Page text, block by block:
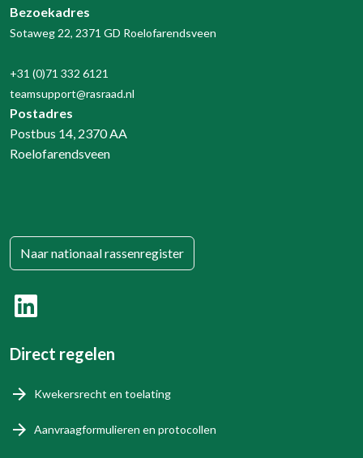
Bezoekadres
Sotaweg 22, 2371 GD Roelofarendsveen
+31 (0)71 332 6121
teamsupport@rasraad.nl
Postadres
Postbus 14, 2370 AA
Roelofarendsveen
Naar nationaal rassenregister
Direct regelen
Kwekersrecht en toelating
Aanvraagformulieren en protocollen